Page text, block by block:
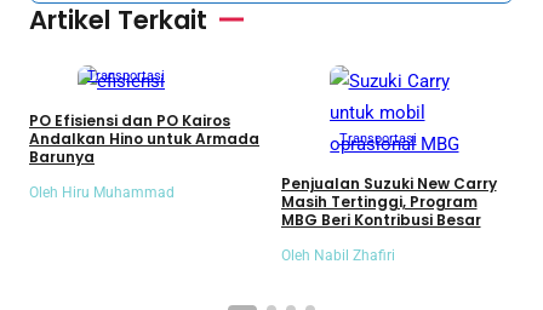
Artikel Terkait
Transportasi
PO Efisiensi dan PO Kairos
Andalkan Hino untuk Armada
Barunya
Oleh Hiru Muhammad
Transportasi
Penjualan Suzuki New Carry
Masih Tertinggi, Program
MBG Beri Kontribusi Besar
Oleh Nabil Zhafiri